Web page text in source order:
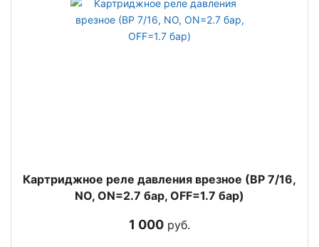
Картриджное реле давления врезное (ВР 7/16,
NO, ON=2.7 бар, OFF=1.7 бар)
1 000 руб.